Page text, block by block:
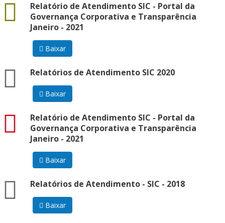
Relatório de Atendimento SIC - Portal da
Governança Corporativa e Transparência
Janeiro - 2021
docx
Baixar
Relatórios de Atendimento SIC 2020
zip
Baixar
Relatório de Atendimento SIC - Portal da
Governança Corporativa e Transparência
Janeiro - 2021
pdf
Baixar
Relatórios de Atendimento - SIC - 2018
zip
Baixar